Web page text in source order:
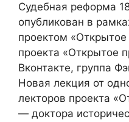
Судебная реформа
опубликован в
проектом «Открытое
проекта «Открытое
Вконтакте, группа
Новая лекция от
лекторов проекта
— доктора